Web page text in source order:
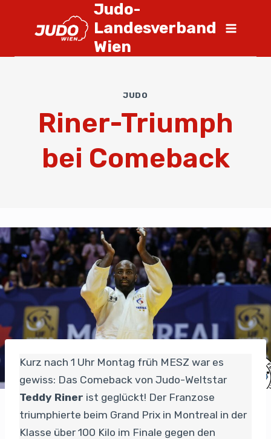
Judo-
Landesverband
Wien
JUDO
Riner-Triumph
bei Comeback
Kurz nach 1 Uhr Montag früh MESZ war es
gewiss: Das Comeback von Judo-Weltstar
Teddy Riner ist geglückt! Der Franzose
triumphierte beim Grand Prix in Montreal in der
Klasse über 100 Kilo im Finale gegen den